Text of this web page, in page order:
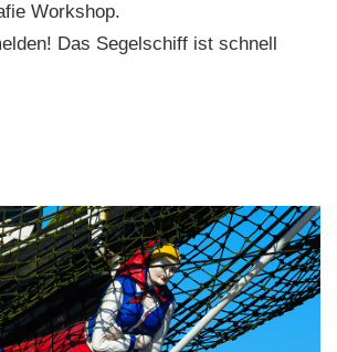
Workshop.
Das Segelschiff ist schnell